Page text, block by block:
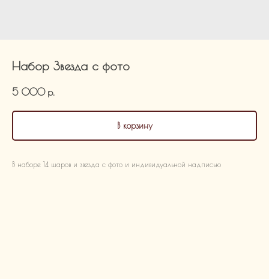
Набор Звезда с фото
5 000 р.
В корзину
В наборе 14 шаров и звезда с фото и индивидуальной надписью